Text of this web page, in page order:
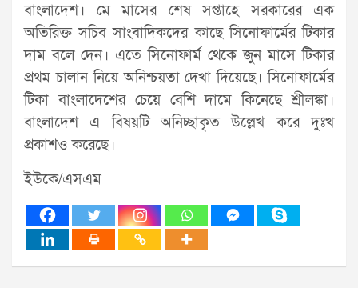
বাংলাদেশ। মে মাসের শেষ সপ্তাহে সরকারের এক
অতিরিক্ত সচিব সাংবাদিকদের কাছে সিনোফার্মের টিকার
দাম বলে দেন। এতে সিনোফার্ম থেকে জুন মাসে টিকার
প্রথম চালান নিয়ে অনিশ্চয়তা দেখা দিয়েছে। সিনোফার্মের
টিকা বাংলাদেশের চেয়ে বেশি দামে কিনেছে শ্রীলঙ্কা।
বাংলাদেশ এ বিষয়টি অনিচ্ছাকৃত উল্লেখ করে দুঃখ
প্রকাশও করেছে।
ইউকে/এসএম